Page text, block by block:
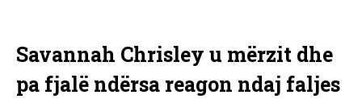
Savannah Chrisley u mërzit dhe
pa fjalë ndërsa reagon ndaj faljes